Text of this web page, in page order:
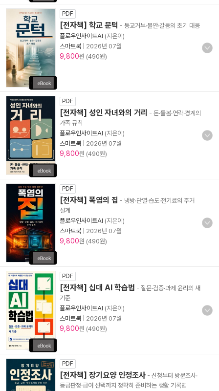
PDF
[전자책] 학교 문턱 - 등교거부·불안·갈등의 초기 대응
플로우인사이트AI (지은이)
스마트북
2026년 07월
9,800원 (490원)
PDF
[전자책] 성인 자녀와의 거리 - 돈·돌봄·연락·경계의
가족 규칙
플로우인사이트AI (지은이)
스마트북
2026년 07월
9,800원 (490원)
PDF
[전자책] 폭염의 집 - 냉방·단열·습도·전기료의 주거
설계
플로우인사이트AI (지은이)
스마트북
2026년 07월
9,800원 (490원)
PDF
[전자책] 십대 AI 학습법 - 질문·검증·과제 윤리의 새
기준
플로우인사이트AI (지은이)
스마트북
2026년 07월
9,800원 (490원)
PDF
[전자책] 장기요양 인정조사 - 신청부터 방문조사·
등급판정·급여 선택까지 정확히 준비하는 생활 기록법